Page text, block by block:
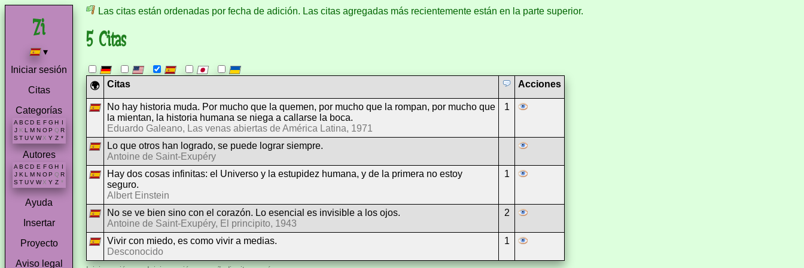
▾
Iniciar sesión
Citas
Categorías
A B C D E F G H I
J K L M N O P Q R
S T U V W X Y Z *
Autores
A B C D E F G H
J K L M N O P Q R
S T U V W X Y Z *
Ayuda
Insertar
Proyecto
Aviso legal
Las citas están ordenadas por fecha de adición. Las citas agregadas más recientemente están en la parte superior.
5 Citas
🌍 Citas Acciones
No hay historia muda. Por mucho que la quemen, por mucho que la rompan, por mucho que
la mientan, la historia humana se niega a callarse la boca.
Eduardo Galeano, Las venas abiertas de América Latina, 1971
1
Lo que otros han logrado, se puede lograr siempre.
Antoine de Saint-Exupéry
Hay dos cosas infinitas: el Universo y la estupidez humana, y de la primera no estoy
seguro.
Albert Einstein
1
No se ve bien sino con el corazón. Lo esencial es invisible a los ojos.
Antoine de Saint-Exupéry, El principito, 1943
2
Vivir con miedo, es como vivir a medias.
Desconocido
1